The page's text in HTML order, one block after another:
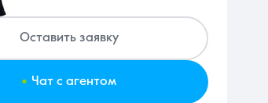
Сравнение
Оставить заявку
. Чат с агентом